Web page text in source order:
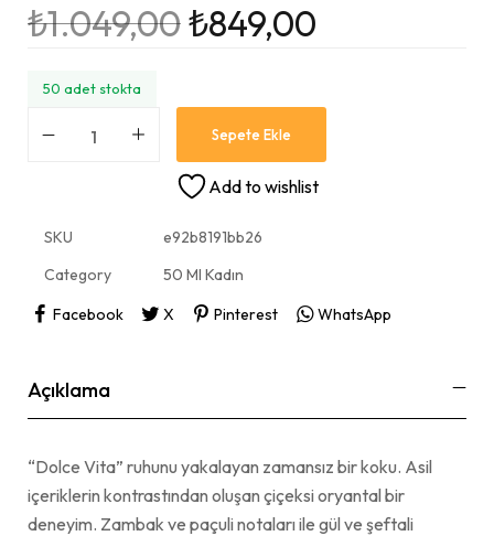
₺1.049,00₺849,00
50 adet stokta
Sepete Ekle
Add to wishlist
SKU
e92b8191bb26
Category
50 Ml Kadın
Facebook
X Pinterest WhatsApp
Açıklama
“Dolce Vita” ruhunu yakalayan zamansız bir koku. Asil
içeriklerin kontrastından oluşan çiçeksi oryantal bir
deneyim. Zambak ve paçuli notaları ile gül ve şeftali